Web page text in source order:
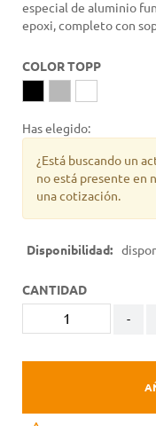
especial de aluminio
epoxi, completo con
COLOR TOPP
Has elegido:
¿Está buscando un
no está presente en
una cotización.
Disponibilidad:
CANTIDAD
-